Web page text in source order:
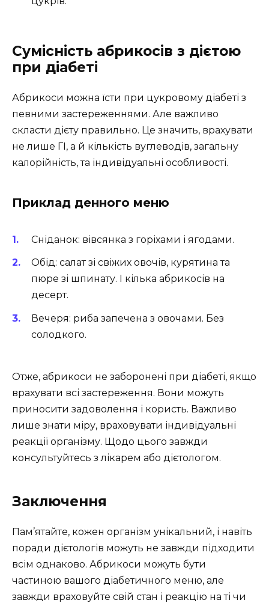
Сумісність абрикосів з дієтою
при діабеті
Абрикоси можна їсти при цукровому діабеті з
певними застереженнями. Але важливо
скласти дієту правильно. Це значить, врахувати
не лише ГІ, а й кількість вуглеводів, загальну
калорійність, та індивідуальні особливості.
Приклад денного меню
Сніданок: вівсянка з горіхами і ягодами.
Обід: салат зі свіжих овочів, курятина та
пюре зі шпинату. І кілька абрикосів на
десерт.
Вечеря: риба запечена з овочами. Без
солодкого.
Отже, абрикоси не заборонені при діабеті, якщо
врахувати всі застереження. Вони можуть
приносити задоволення і користь. Важливо
лише знати міру, враховувати індивідуальні
реакції організму. Щодо цього завжди
консультуйтесь з лікарем або дієтологом.
Заключення
Пам’ятайте, кожен організм унікальний, і навіть
поради дієтологів можуть не завжди підходити
всім однаково. Абрикоси можуть бути
частиною вашого діабетичного меню, але
завжди враховуйте свій стан і реакцію на ті чи